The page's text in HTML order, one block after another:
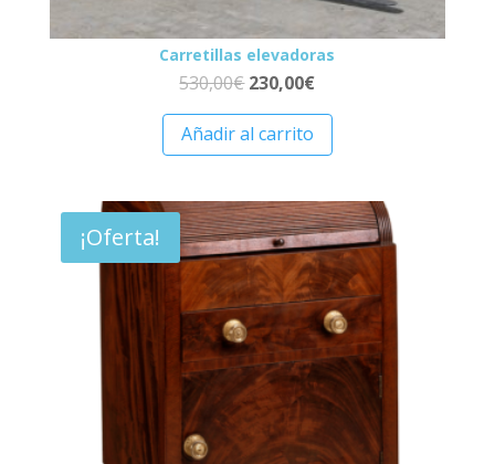
Carretillas elevadoras
530,00€ 230,00€
Añadir al carrito
¡Oferta!